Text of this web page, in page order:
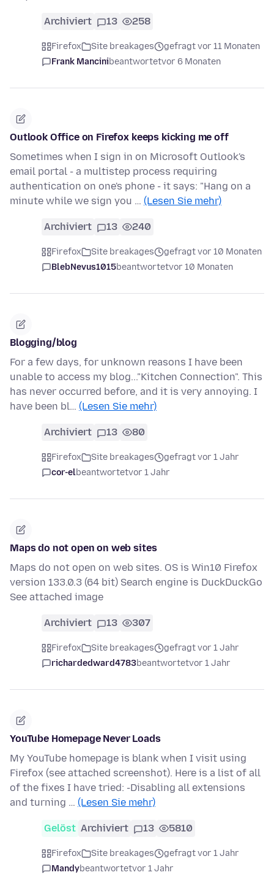
Archiviert 13 258
Firefox Site breakages
gefragt vor 11 Monaten
Frank Mancinibeantwortetvor 6 Monaten
Outlook Office on Firefox keeps kicking me off
Sometimes when I sign in on Microsoft Outlook's
email portal - a multistep process requiring
authentication on one's phone - it says: "Hang on a
minute while we sign you … (Lesen Sie mehr)
Archiviert 13 240
Firefox Site breakages
gefragt vor 10 Monaten
BlebNevus1015beantwortetvor 10 Monaten
Blogging/blog
For a few days, for unknown reasons I have been
unable to access my blog..."Kitchen Connection". This
has never occurred before, and it is very annoying. I
have been bl… (Lesen Sie mehr)
Archiviert 13 80
Firefox Site breakages
gefragt vor 1 Jahr
cor-elbeantwortetvor 1 Jahr
Maps do not open on web sites
Maps do not open on web sites. OS is Win10 Firefox
version 133.0.3 (64 bit) Search engine is DuckDuckGo
See attached image
Archiviert 13 307
Firefox Site breakages
gefragt vor 1 Jahr
richardedward4783beantwortetvor 1 Jahr
YouTube Homepage Never Loads
My YouTube homepage is blank when I visit using
Firefox (see attached screenshot). Here is a list of all
of the fixes I have tried: -Disabling all extensions
and turning … (Lesen Sie mehr)
Gelöst Archiviert 13 5810
Firefox Site breakages
gefragt vor 1 Jahr
Mandybeantwortetvor 1 Jahr